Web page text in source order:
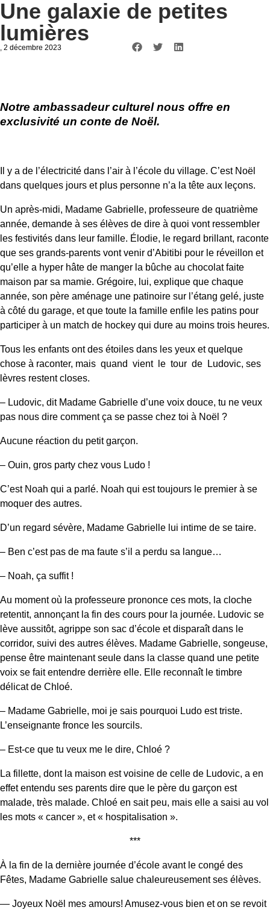
Une galaxie de petites
lumières
, 2 décembre 2023
Notre ambassadeur culturel nous offre en
exclusivité un conte de Noël.
Il y a de l’électricité dans l’air à l’école du village. C’est Noël
dans quelques jours et plus personne n’a la tête aux leçons.
Un après-midi, Madame Gabrielle, professeure de quatrième
année, demande à ses élèves de dire à quoi vont ressembler
les festivités dans leur famille. Élodie, le regard brillant, raconte
que ses grands-parents vont venir d’Abitibi pour le réveillon et
qu’elle a hyper hâte de manger la bûche au chocolat faite
maison par sa mamie. Grégoire, lui, explique que chaque
année, son père aménage une patinoire sur l’étang gelé, juste
à côté du garage, et que toute la famille enfile les patins pour
participer à un match de hockey qui dure au moins trois heures.
Tous les enfants ont des étoiles dans les yeux et quelque
chose à raconter, mais quand vient le tour de Ludovic, ses
lèvres restent closes.
– Ludovic, dit Madame Gabrielle d’une voix douce, tu ne veux
pas nous dire comment ça se passe chez toi à Noël ?
Aucune réaction du petit garçon.
– Ouin, gros party chez vous Ludo !
C’est Noah qui a parlé. Noah qui est toujours le premier à se
moquer des autres.
D’un regard sévère, Madame Gabrielle lui intime de se taire.
– Ben c’est pas de ma faute s’il a perdu sa langue…
– Noah, ça suffit !
Au moment où la professeure prononce ces mots, la cloche
retentit, annonçant la fin des cours pour la journée. Ludovic se
lève aussitôt, agrippe son sac d’école et disparaît dans le
corridor, suivi des autres élèves. Madame Gabrielle, songeuse,
pense être maintenant seule dans la classe quand une petite
voix se fait entendre derrière elle. Elle reconnaît le timbre
délicat de Chloé.
– Madame Gabrielle, moi je sais pourquoi Ludo est triste.
L’enseignante fronce les sourcils.
– Est-ce que tu veux me le dire, Chloé ?
La fillette, dont la maison est voisine de celle de Ludovic, a en
effet entendu ses parents dire que le père du garçon est
malade, très malade. Chloé en sait peu, mais elle a saisi au vol
les mots « cancer », et « hospitalisation ».
***
À la fin de la dernière journée d’école avant le congé des
Fêtes, Madame Gabrielle salue chaleureusement ses élèves.
— Joyeux Noël mes amours! Amusez-vous bien et on se revoit